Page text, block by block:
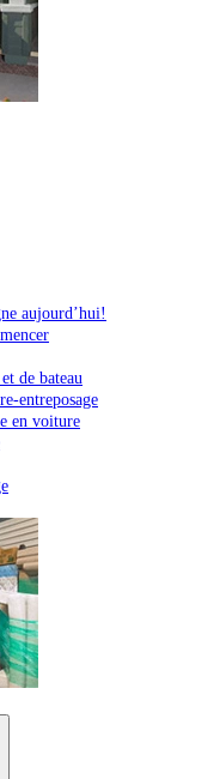
aujourd’hui!
de bateau
entreposage
en voiture